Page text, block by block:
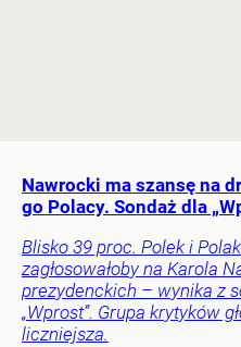
Nawrocki ma szansę na
go Polacy. Sondaż dla
Blisko 39 proc. Polek i
zagłosowałoby na Karola
prezydenckich – wynika z
„Wprost”. Grupa krytyków
liczniejsza.